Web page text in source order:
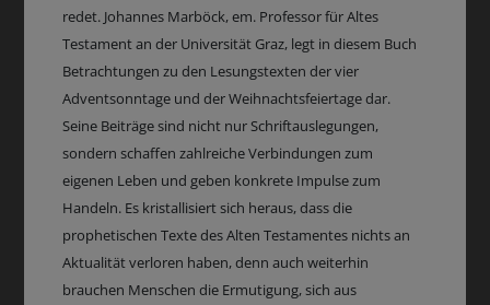
redet. Johannes Marböck, em. Professor für Altes
Testament an der Universität Graz, legt in diesem Buch
Betrachtungen zu den Lesungstexten der vier
Adventsonntage und der Weihnachtsfeiertage dar.
Seine Beiträge sind nicht nur Schriftauslegungen,
sondern schaffen zahlreiche Verbindungen zum
eigenen Leben und geben konkrete Impulse zum
Handeln. Es kristallisiert sich heraus, dass die
prophetischen Texte des Alten Testamentes nichts an
Aktualität verloren haben, denn auch weiterhin
brauchen Menschen die Ermutigung, sich aus